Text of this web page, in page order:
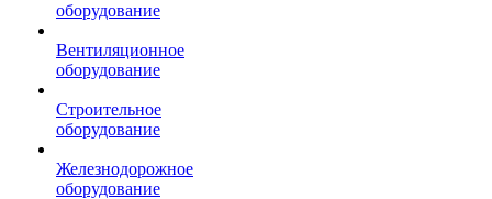
оборудование
Вентиляционное
оборудование
Строительное
оборудование
Железнодорожное
оборудование